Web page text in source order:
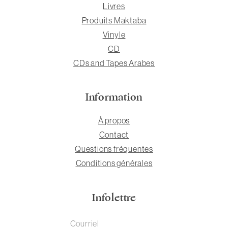
Livres
Produits Maktaba
Vinyle
CD
CDs and Tapes Arabes
Information
À propos
Contact
Questions fréquentes
Conditions générales
Infolettre